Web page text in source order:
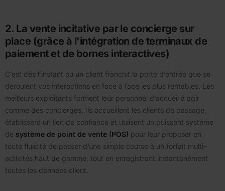
2. La vente incitative par le concierge sur
place (grâce à l'intégration de terminaux de
paiement et de bornes interactives)
C’est dès l’instant où un client franchit la porte d’entrée que se
déroulent vos interactions en face à face les plus rentables. Les
meilleurs exploitants forment leur personnel d’accueil à agir
comme des concierges. Ils accueillent les clients de passage,
établissent un lien de confiance et utilisent un puissant système
de système de point de vente (POS) pour leur proposer en
toute fluidité de passer d’une simple course à un forfait multi-
activités haut de gamme, tout en enregistrant instantanément
toutes les données client.